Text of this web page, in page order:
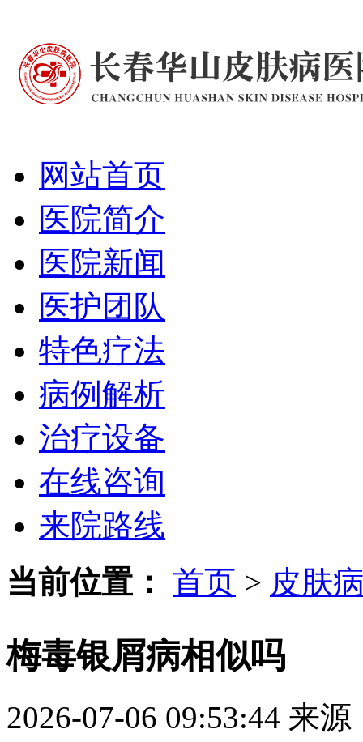
网站首页
医院简介
医院新闻
医护团队
特色疗法
病例解析
治疗设备
在线咨询
来院路线
当前位置： 首页 > 皮肤
梅毒银屑病相似吗
2026-07-06 09:53:44 来源